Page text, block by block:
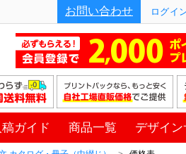
お問い合わせ ログイ
ガイド 商品一覧 デザイン